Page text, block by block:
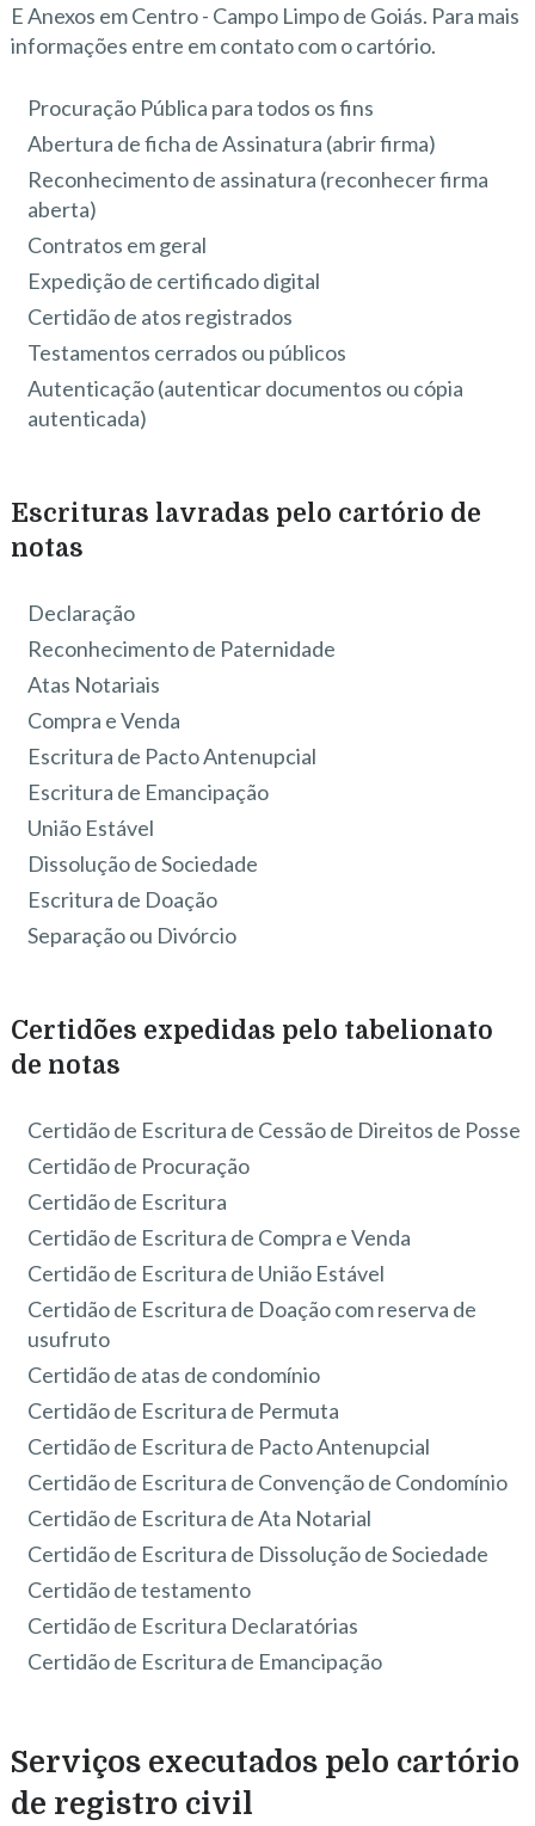
E Anexos em Centro - Campo Limpo de Goiás. Para mais
informações entre em contato com o cartório.
Procuração Pública para todos os fins
Abertura de ficha de Assinatura (abrir firma)
Reconhecimento de assinatura (reconhecer firma
aberta)
Contratos em geral
Expedição de certificado digital
Certidão de atos registrados
Testamentos cerrados ou públicos
Autenticação (autenticar documentos ou cópia
autenticada)
Escrituras lavradas pelo cartório de
notas
Declaração
Reconhecimento de Paternidade
Atas Notariais
Compra e Venda
Escritura de Pacto Antenupcial
Escritura de Emancipação
União Estável
Dissolução de Sociedade
Escritura de Doação
Separação ou Divórcio
Certidões expedidas pelo tabelionato
de notas
Certidão de Escritura de Cessão de Direitos de Posse
Certidão de Procuração
Certidão de Escritura
Certidão de Escritura de Compra e Venda
Certidão de Escritura de União Estável
Certidão de Escritura de Doação com reserva de
usufruto
Certidão de atas de condomínio
Certidão de Escritura de Permuta
Certidão de Escritura de Pacto Antenupcial
Certidão de Escritura de Convenção de Condomínio
Certidão de Escritura de Ata Notarial
Certidão de Escritura de Dissolução de Sociedade
Certidão de testamento
Certidão de Escritura Declaratórias
Certidão de Escritura de Emancipação
Serviços executados pelo cartório
de registro civil